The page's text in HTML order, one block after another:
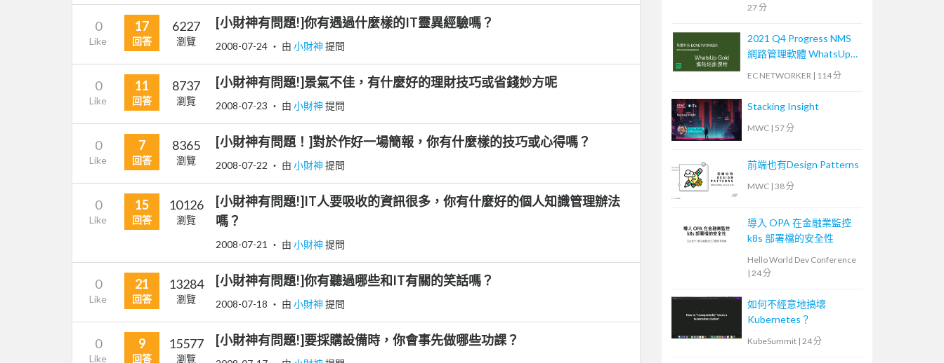
0
Like
17
回答
6227
瀏覽
[小財神有問題!]你有遇過什麼樣的IT靈異經驗嗎？
2008-07-24 ‧ 由 小財神 提問
0
Like
11
回答
8737
瀏覽
[小財神有問題!]景氣不佳，有什麼好的理財技巧或省錢妙方呢
2008-07-23 ‧ 由 小財神 提問
0
Like
7
回答
8365
瀏覽
[小財神有問題！]對於作好一場簡報，你有什麼樣的技巧或心得嗎？
2008-07-22 ‧ 由 小財神 提問
0
Like
15
回答
10126
瀏覽
[小財神有問題!]IT人要吸收的資訊很多，你有什麼好的個人知識管理辦法
嗎？
2008-07-21 ‧ 由 小財神 提問
0
Like
21
回答
13284
瀏覽
[小財神有問題!]你有聽過哪些和IT有關的笑話嗎？
2008-07-18 ‧ 由 小財神 提問
0
Like
9
回答
15577
瀏覽
[小財神有問題!]要採購設備時，你會事先做哪些功課？
27 分
2021 Q4 Progress NMS
網路管理軟體 WhatsUp
Gold 進階培訓課程 (2)
EC NETWORKER | 114 分
Stacking Insight
MWC | 57 分
前端也有Design Patterns
MWC | 38 分
導入 OPA 在金融業監控
k8s 部署檔的安全性
Hello World Dev Conference
| 24 分
如何不經意地搞壞
Kubernetes？
KubeSummit | 24 分